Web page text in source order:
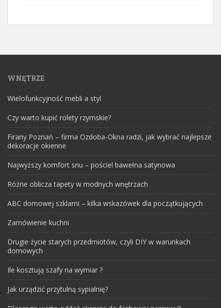
WNĘTRZE
Wielofunkcyjność mebli a styl
Czy warto kupić rolety rzymskie?
Firany Poznań – firma Ozdoba-Okna radzi, jak wybrać najlepsze
dekoracje okienne
Najwyższy komfort snu – pościel bawełna satynowa
Różne oblicza tapety w modnych wnętrzach
ABC domowej szklarni – kilka wskazówek dla początkujących
Zamówienie kuchni
Drugie życie starych przedmiotów, czyli DIY w warunkach
domowych
Ile kosztują szafy na wymiar ?
Jak urządzić przytulną sypialnię?